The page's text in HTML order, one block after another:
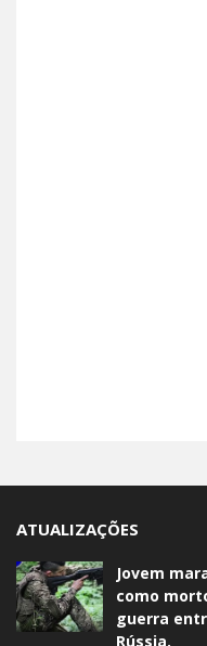
ATUALIZAÇÕES
Jovem
como
guerra
Rússia.